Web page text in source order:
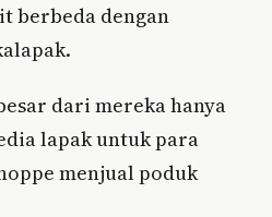
berbeda dengan
dari mereka hanya
lapak untuk para
menjual poduk